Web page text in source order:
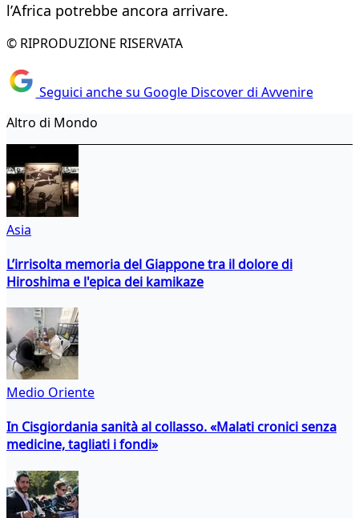
l’Africa potrebbe ancora arrivare.
© RIPRODUZIONE RISERVATA
Seguici anche su Google Discover di Avvenire
Altro di Mondo
Asia
L’irrisolta memoria del Giappone tra il dolore di
Hiroshima e l'epica dei kamikaze
Medio Oriente
In Cisgiordania sanità al collasso. «Malati cronici senza
medicine, tagliati i fondi»